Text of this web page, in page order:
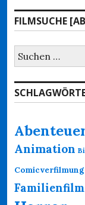
FILMSUCHE
Suchen
nach:
Animation
Comicverfilmung
Familienfilm